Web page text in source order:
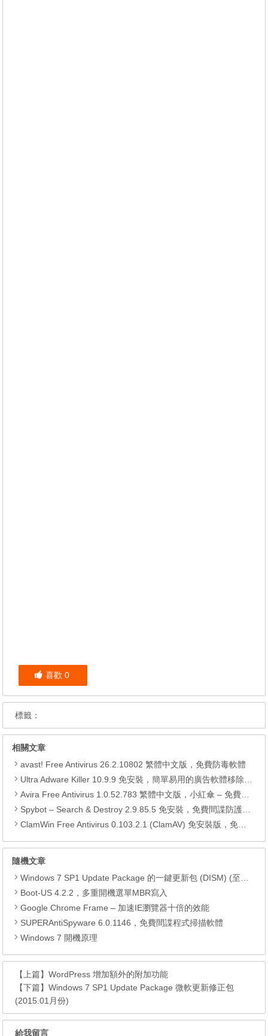
喜歡 0
標籤：
相關文章
avast! Free Antivirus 26.2.10802 繁體中文版，免費防毒軟體
Ultra Adware Killer 10.9.9 免安裝，簡單易用的廣告軟體移除工具，移除首頁綁架、廣告軟體、工具列、搜尋引擎綁架
Avira Free Antivirus 1.0.52.783 繁體中文版，小紅傘 – 免費可靠的防毒軟體
Spybot – Search & Destroy 2.9.85.5 免安裝，免費間諜防護軟體
ClamWin Free Antivirus 0.103.2.1 (ClamAV) 免安裝版，免費防毒軟體
隨機文章
Windows 7 SP1 Update Package 的一鍵更新包 (DISM) (至2017.05)
Boot-US 4.2.2，多重開機選單MBR寫入
Google Chrome Frame – 加速IE瀏覽器十倍的效能
SUPERAntiSpyware 6.0.1146，免費間諜程式掃描軟體
Windows 7 開機原理
【上篇】WordPress 增加額外的附加功能
【下篇】Windows 7 SP1 Update Package 微軟更新修正包
(2015.01月份)
給我留言